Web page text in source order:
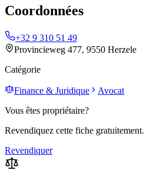
Coordonnées
+32 9 310 51 49
Provincieweg 477, 9550 Herzele
Catégorie
Finance & Juridique
Avocat
Vous êtes propriétaire?
Revendiquez cette fiche gratuitement.
Revendiquer